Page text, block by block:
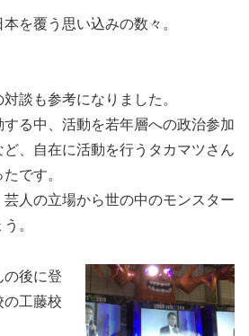
を覆う思い込みの数々。
談も参考になりました。
る中、活動を若年層への政治参加
、自在に活動を行うタカマツさん
です。
人の立場から世の中のモンスター
。
の後に登
の工藤校